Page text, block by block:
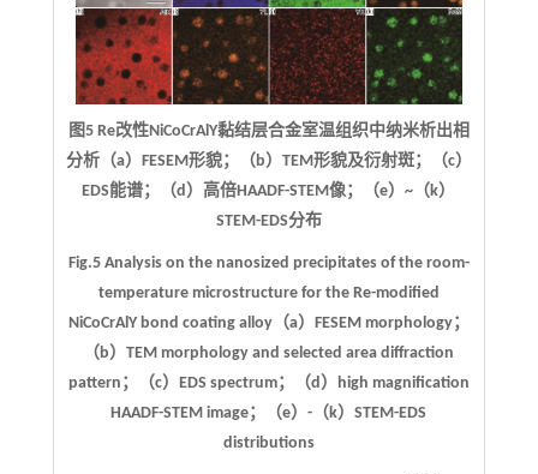
图5 Re改性NiCoCrAlY黏结层合金室温组织中纳米析出相
分析（a）FESEM形貌；（b）TEM形貌及衍射斑；（c）
EDS能谱；（d）高倍HAADF-STEM像；（e）~（k）
STEM-EDS分布
Fig.5 Analysis on the nanosized precipitates of the room-
temperature microstructure for the Re-modified
NiCoCrAlY bond coating alloy（a）FESEM morphology；
（b）TEM morphology and selected area diffraction
pattern；（c）EDS spectrum；（d）high magnification
HAADF-STEM image；（e）-（k）STEM-EDS
distributions